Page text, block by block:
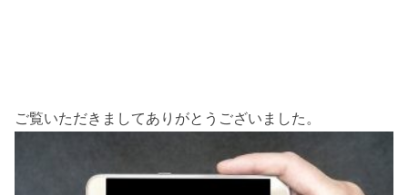
ご覧いただきましてありがとうございました。